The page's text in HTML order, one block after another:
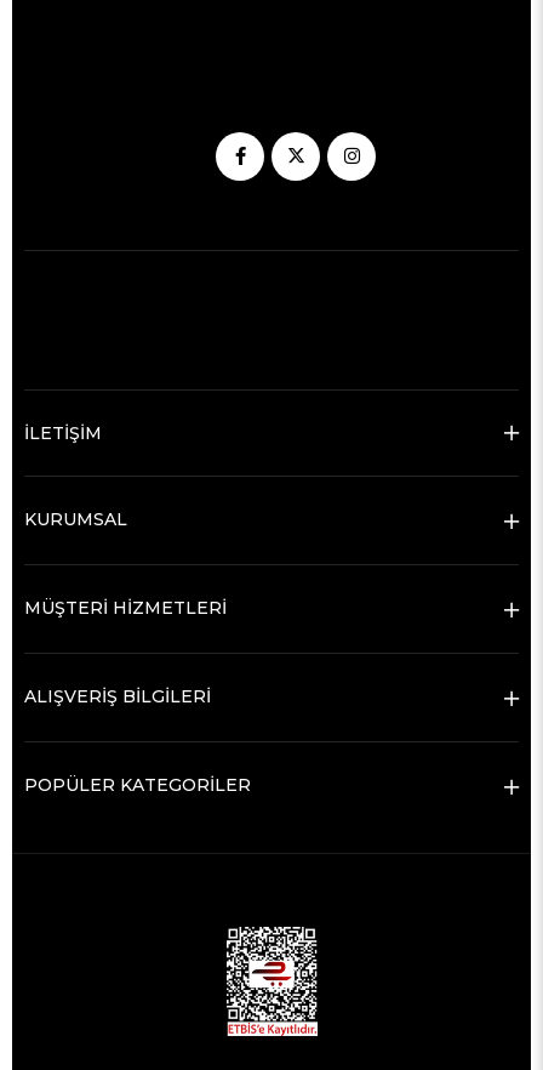
İLETİŞİM
KURUMSAL
MÜŞTERİ HİZMETLERİ
ALIŞVERİŞ BİLGİLERİ
POPÜLER KATEGORİLER